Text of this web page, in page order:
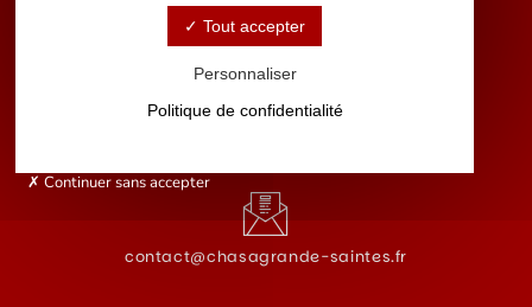
Lundi - Samedi : 7h30 - 21h
contact@chasagrande-saintes.fr
Tout accepter
Personnaliser
Politique de confidentialité
Continuer sans accepter